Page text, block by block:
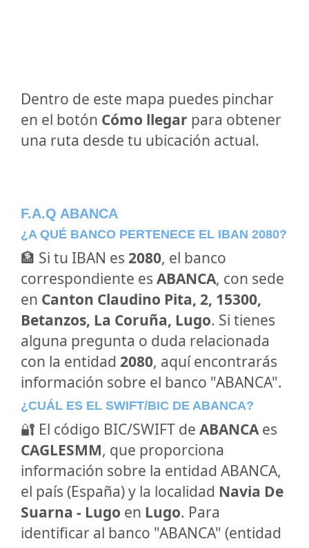
Dentro de este mapa puedes pinchar
en el botón Cómo llegar para obtener
una ruta desde tu ubicación actual.
F.A.Q ABANCA
¿A QUÉ BANCO PERTENECE EL IBAN 2080?
🏦 Si tu IBAN es 2080, el banco
correspondiente es ABANCA, con sede
en Canton Claudino Pita, 2, 15300,
Betanzos, La Coruña, Lugo. Si tienes
alguna pregunta o duda relacionada
con la entidad 2080, aquí encontrarás
información sobre el banco "ABANCA".
¿CUÁL ES EL SWIFT/BIC DE ABANCA?
🔐 El código BIC/SWIFT de ABANCAes
CAGLESMM, que proporciona
información sobre la entidad ABANCA,
el país (España) y la localidad Navia De
Suarna - Lugo en Lugo. Para
identificar al banco "ABANCA" (entidad